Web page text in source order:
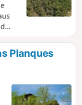
Planques